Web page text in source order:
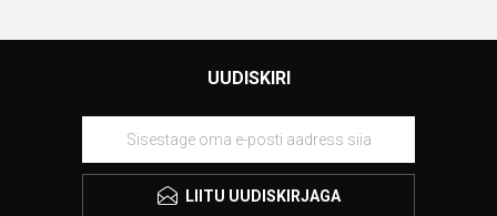
UUDISKIRI
LIITU UUDISKIRJAGA